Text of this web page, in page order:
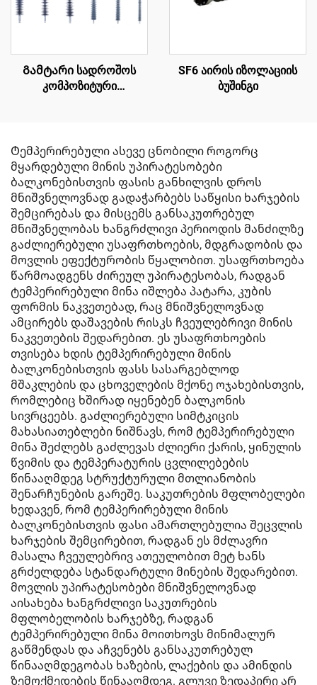
Გამტარი სადროშოს
კომპოზიტური
SF6 აირის იზოლაციის
ბუშინგი
Ტემპერირებული ასევე ცნობილი როგორც
მყარდებული მინის უპირატესობები
ბალკონებისთვის ფასის განხილვის დროს
მნიშვნელოვნად გადაჭარბებს საწყისი ხარჯების
შემცირებას და მისცემს განსაკუთრებულ
მნიშვნელობას ხანგრძლივი პერიოდის მანძილზე
გაძლიერებული უსაფრთხოების, მდგრადობის და
მოვლის ეფექტურობის წყალობით. უსაფრთხოება
წარმოადგენს ძირეულ უპირატესობას, რადგან
ტემპერირებული მინა იშლება პატარა, კუბის
ფორმის ნაკვეთებად, რაც მნიშვნელოვნად
ამცირებს დაშავების რისკს ჩვეულებრივი მინის
ნაკვეთების შედარებით. ეს უსაფრთხოების
თვისება ხდის ტემპერირებული მინის
ბალკონებისთვის ფასს სასარგებლოდ
მშაკლების და ცხოველების მქონე ოჯახებისთვის,
რომლებიც ხშირად იყენებენ ბალკონის
სივრცეებს. გაძლიერებული სიმტკიცის
მახასიათებლები ნიშნავს, რომ ტემპერირებული
მინა შეძლებს გაძლევას ძლიერი ქარის, ყინულის
წვიმის და ტემპერატურის ცვლილებების
წინააღმდეგ სტრუქტურული მთლიანობის
შენარჩუნების გარეშე. საკუთრების მფლობელები
ხედავენ, რომ ტემპერირებული მინის
ბალკონებისთვის ფასი ამართლებულია შეცვლის
ხარჯების შემცირებით, რადგან ეს მძლავრი
მასალა ჩვეულებრივ ათეულობით მეტ ხანს
გრძელდება სტანდარტული მინების შედარებით.
მოვლის უპირატესობები მნიშვნელოვნად
აისახება ხანგრძლივი საკუთრების
მფლობელობის ხარჯებზე, რადგან
ტემპერირებული მინა მოითხოვს მინიმალურ
გაწმენდას და აჩვენებს განსაკუთრებულ
წინააღმდეგობას ხაზების, ლაქების და ამინდის
ზემოქმედების წინააღმდეგ. გლუვი ზედაპირი არ